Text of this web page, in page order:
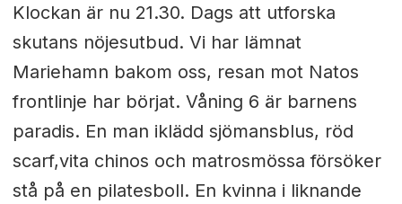
Klockan är nu 21.30. Dags att utforska
skutans nöjesutbud. Vi har lämnat
Mariehamn bakom oss, resan mot Natos
frontlinje har börjat. Våning 6 är barnens
paradis. En man iklädd sjömansblus, röd
scarf,vita chinos och matrosmössa försöker
stå på en pilatesboll. En kvinna i liknande